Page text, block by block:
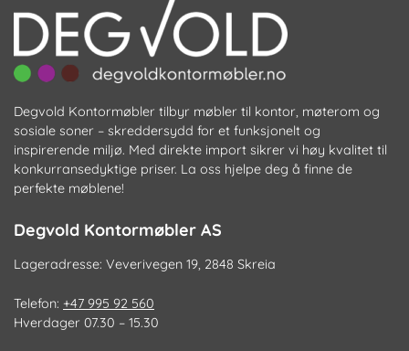
produktsiden
Degvold Kontormøbler tilbyr møbler til kontor, møterom og
sosiale soner – skreddersydd for et funksjonelt og
inspirerende miljø. Med direkte import sikrer vi høy kvalitet til
konkurransedyktige priser. La oss hjelpe deg å finne de
perfekte møblene!
Degvold Kontormøbler AS
Lageradresse: Veverivegen 19, 2848 Skreia
Telefon: +47 995 92 560
Hverdager 07.30 – 15.30